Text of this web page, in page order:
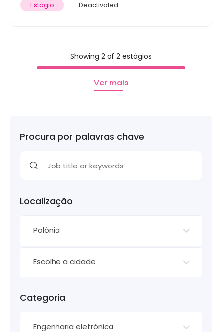
Procura por palavras chave
Localização
Polônia
Escolhe a cidade
Categoria
Engenharia eletrónica
Estágio Deactivated
Showing 2 of 2 estágios
Ver mais